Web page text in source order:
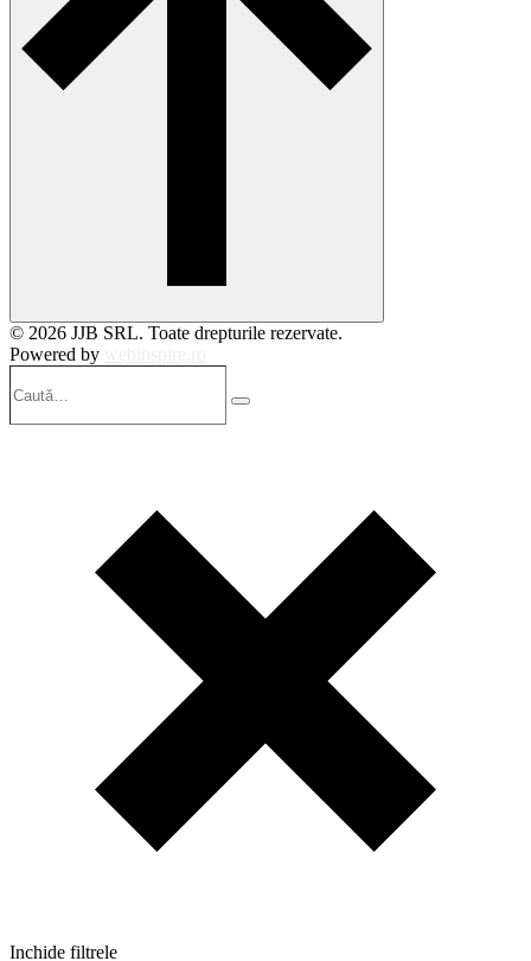
© 2026 JJB SRL. Toate drepturile rezervate.
Powered by
Search
Inchide filtrele